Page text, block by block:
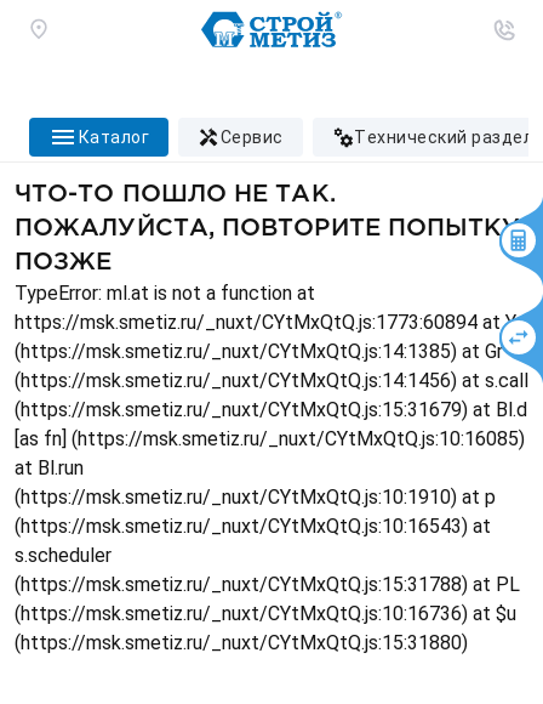
каталог сервис технический раздел
ЧТО-ТО ПОШЛО НЕ ТАК.
ПОЖАЛУЙСТА, ПОВТОРИТЕ ПОПЫТКУ
ПОЗЖЕ
TypeError: ml.at is not a function at
https://msk.smetiz.ru/_nuxt/CYtMxQtQ.js:1773:60894 at Ys
(https://msk.smetiz.ru/_nuxt/CYtMxQtQ.js:14:1385) at Gr
(https://msk.smetiz.ru/_nuxt/CYtMxQtQ.js:14:1456) at s.call
(https://msk.smetiz.ru/_nuxt/CYtMxQtQ.js:15:31679) at Bl.d
[as fn] (https://msk.smetiz.ru/_nuxt/CYtMxQtQ.js:10:16085)
at Bl.run
(https://msk.smetiz.ru/_nuxt/CYtMxQtQ.js:10:1910) at p
(https://msk.smetiz.ru/_nuxt/CYtMxQtQ.js:10:16543) at
s.scheduler
(https://msk.smetiz.ru/_nuxt/CYtMxQtQ.js:15:31788) at PL
(https://msk.smetiz.ru/_nuxt/CYtMxQtQ.js:10:16736) at $u
(https://msk.smetiz.ru/_nuxt/CYtMxQtQ.js:15:31880)